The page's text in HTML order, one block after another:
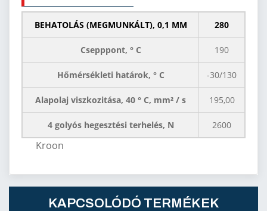
BEHATOLÁS (MEGMUNKÁLT), 0,1 MM 280
Csepppont, ° C 190
Hőmérsékleti határok, ° C -30/130
Alapolaj viszkozitása, 40 ° C, mm² / s 195,00
4 golyós hegesztési terhelés, N 2600
Kroon
KAPCSOLÓDÓ TERMÉKEK